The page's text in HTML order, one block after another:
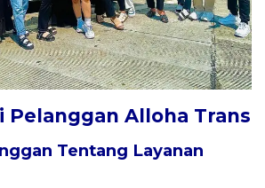
Pelanggan Alloha Trans
Tentang Layanan